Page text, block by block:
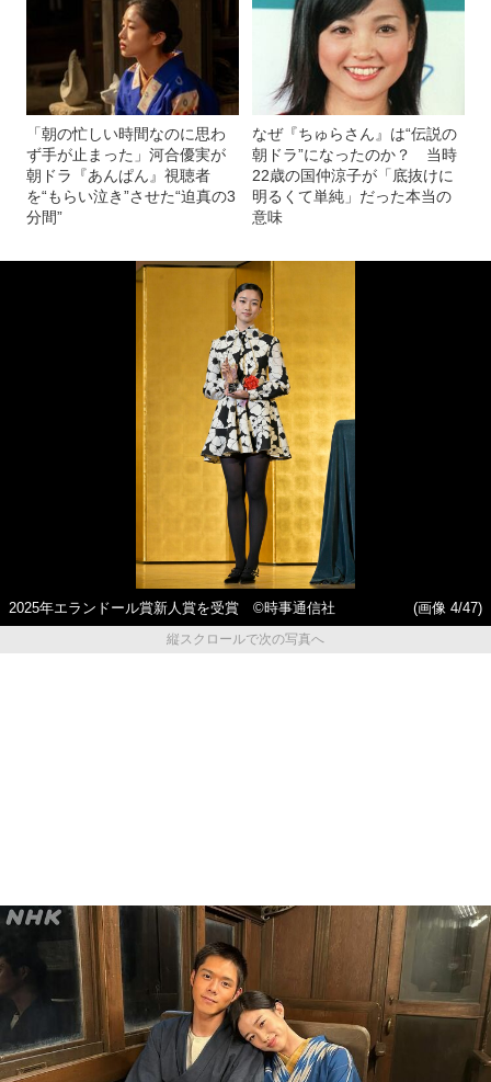
「朝の忙しい時間なのに思わ
ず手が止まった」河合優実が
朝ドラ『あんぱん』視聴者
を“もらい泣き”させた“迫真の3
分間”
なぜ『ちゅらさん』は“伝説の
朝ドラ”になったのか？ 当時
22歳の国仲涼子が「底抜けに
明るくて単純」だった本当の
意味
2025年エランドール賞新人賞を受賞 ©時事通信社
(画像 4/47)
縦スクロールで次の写真へ